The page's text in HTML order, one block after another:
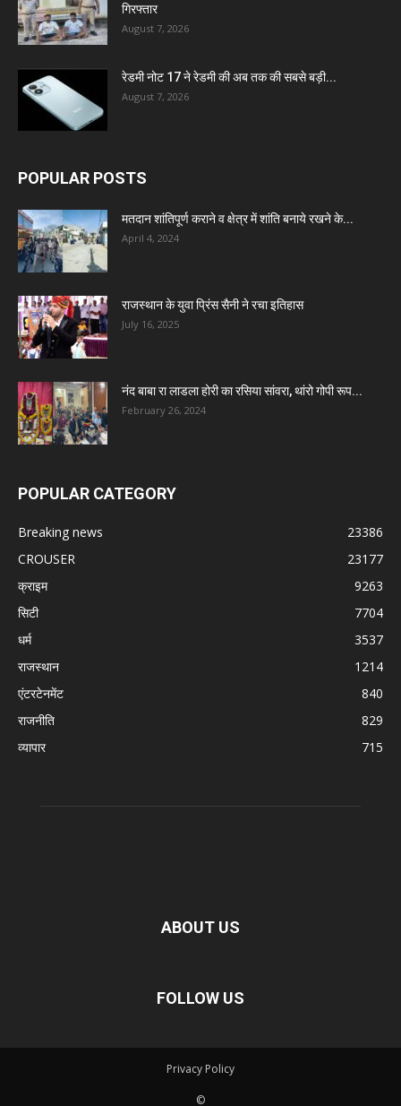
गिरफ्तार
August 7, 2026
रेडमी नोट 17 ने रेडमी की अब तक की सबसे बड़ी...
August 7, 2026
POPULAR POSTS
मतदान शांतिपूर्ण कराने व क्षेत्र में शांति बनाये रखने के...
April 4, 2024
राजस्थान के युवा प्रिंस सैनी ने रचा इतिहास
July 16, 2025
नंद बाबा रा लाडला होरी का रसिया सांवरा, थांरो गोपी रूप...
February 26, 2024
POPULAR CATEGORY
Breaking news
23386
CROUSER
23177
क्राइम
9263
सिटी
7704
धर्म
3537
राजस्थान
1214
एंटरटेनमेंट
840
राजनीति
829
व्यापार
715
ABOUT US
FOLLOW US
Privacy Policy
©